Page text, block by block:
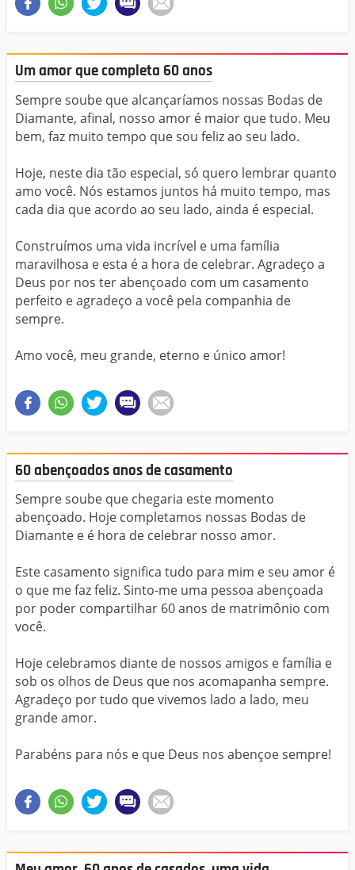
Um amor que completa 60 anos
Sempre soube que alcançaríamos nossas Bodas de
Diamante, afinal, nosso amor é maior que tudo. Meu
bem, faz muito tempo que sou feliz ao seu lado.
Hoje, neste dia tão especial, só quero lembrar quanto
amo você. Nós estamos juntos há muito tempo, mas
cada dia que acordo ao seu lado, ainda é especial.
Construímos uma vida incrível e uma família
maravilhosa e esta é a hora de celebrar. Agradeço a
Deus por nos ter abençoado com um casamento
perfeito e agradeço a você pela companhia de
sempre.
Amo você, meu grande, eterno e único amor!
60 abençoados anos de casamento
Sempre soube que chegaria este momento
abençoado. Hoje completamos nossas Bodas de
Diamante e é hora de celebrar nosso amor.
Este casamento significa tudo para mim e seu amor é
o que me faz feliz. Sinto-me uma pessoa abençoada
por poder compartilhar 60 anos de matrimônio com
você.
Hoje celebramos diante de nossos amigos e família e
sob os olhos de Deus que nos acomapanha sempre.
Agradeço por tudo que vivemos lado a lado, meu
grande amor.
Parabéns para nós e que Deus nos abençoe sempre!